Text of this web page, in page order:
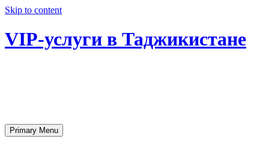
Skip to content
VIP-услуги в Таджикистане
Primary Menu